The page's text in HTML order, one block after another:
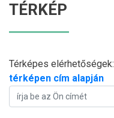
TÉRKÉP
Térképes elérhetőségek:
térképen cím alapján